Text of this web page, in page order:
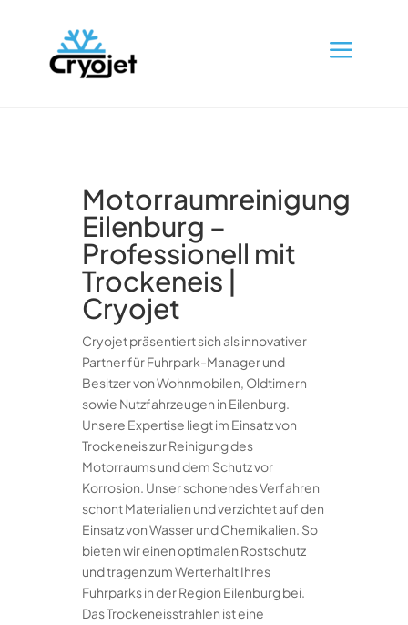
a
Motorraumreinigung
Eilenburg –
Professionell mit
Trockeneis |
Cryojet
Cryojet präsentiert sich als innovativer
Partner für Fuhrpark-Manager und
Besitzer von Wohnmobilen, Oldtimern
sowie Nutzfahrzeugen in Eilenburg.
Unsere Expertise liegt im Einsatz von
Trockeneis zur Reinigung des
Motorraums und dem Schutz vor
Korrosion. Unser schonendes Verfahren
schont Materialien und verzichtet auf den
Einsatz von Wasser und Chemikalien. So
bieten wir einen optimalen Rostschutz
und tragen zum Werterhalt Ihres
Fuhrparks in der Region Eilenburg bei.
Das Trockeneisstrahlen ist eine